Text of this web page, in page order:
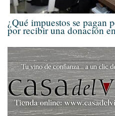
¿Qué impuestos se pagan
por recibir una donación